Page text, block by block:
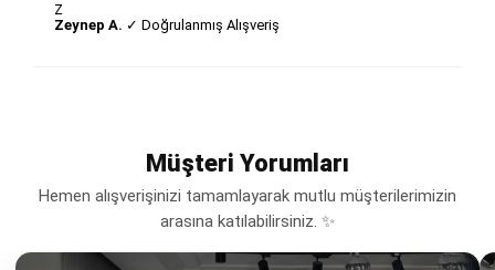
Z
Zeynep A. ✓ Doğrulanmış Alışveriş
Müşteri Yorumları
Hemen alışverişinizi tamamlayarak mutlu müşterilerimizin
arasına katılabilirsiniz. ✨